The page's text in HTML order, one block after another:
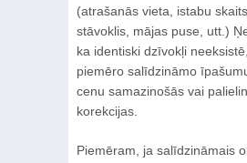
(atrašanās vieta, istabu
stāvoklis, mājas puse, utt.)
ka identiski dzīvokļi
piemēro salīdzināmo
cenu samazinošās vai
korekcijas.
Piemēram, ja salīdzināmais